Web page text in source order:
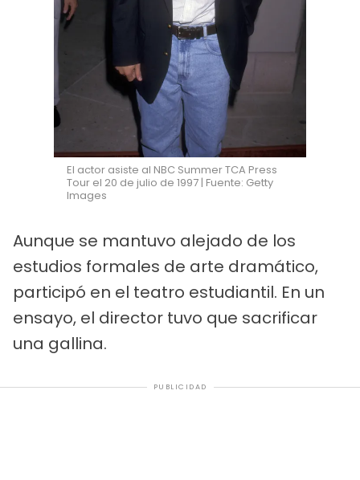
El actor asiste al NBC Summer TCA Press
Tour el 20 de julio de 1997 | Fuente: Getty
Images
Aunque se mantuvo alejado de los
estudios formales de arte dramático,
participó en el teatro estudiantil. En un
ensayo, el director tuvo que sacrificar
una gallina.
PUBLICIDAD